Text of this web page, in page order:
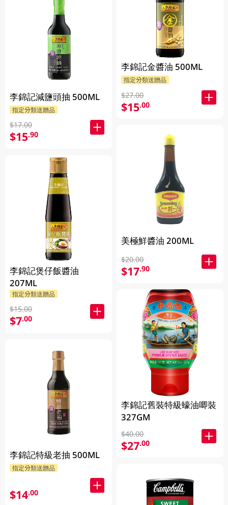
李錦記減鹽頭抽 500ML
指定分類送贈品
$17.00
$15.90
李錦記煲仔飯醬油
207ML
指定分類送贈品
$15.00
$7.00
李錦記特級老抽 500ML
指定分類送贈品
$14.00
李錦記金醬油 500ML
指定分類送贈品
$27.00
$15.00
美極鮮醬油 200ML
$20.00
$17.90
李錦記舊裝特級蠔油唧裝
327GM
$40.00
$27.00